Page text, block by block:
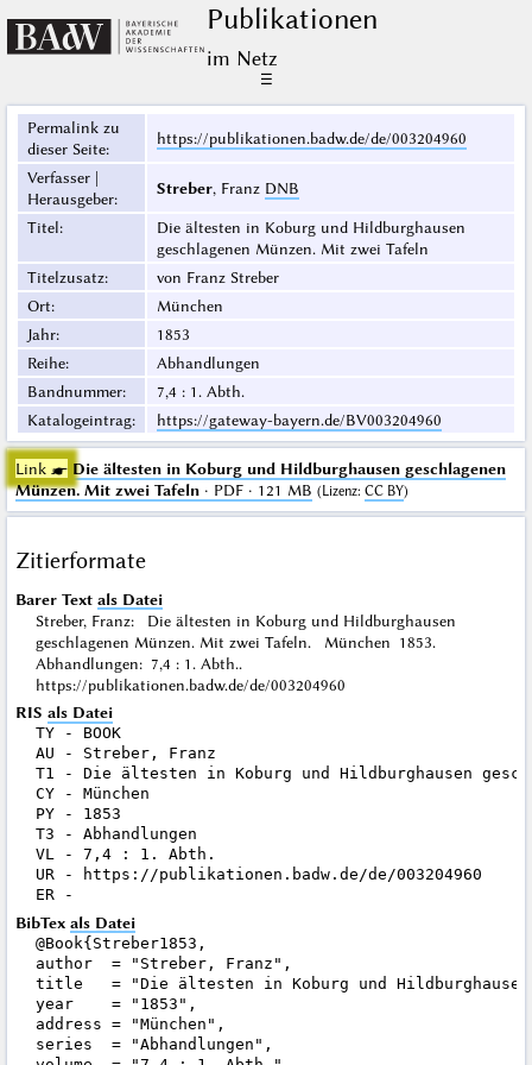
Publikationen
im Netz
☰
Permalink zu
dieser Seite:
https://publikationen.badw.de/de/003204960
Verfasser |
Herausgeber:
Streber, Franz DNB
Titel:
Die ältesten in Koburg und Hildburghausen
geschlagenen Münzen. Mit zwei Tafeln
Titelzusatz:
von Franz Streber
Ort:
München
Jahr:
1853
Reihe:
Abhandlungen
Bandnummer:
7,4 : 1. Abth.
Katalogeintrag: https://gateway-bayern.de/BV003204960
Link ☛ Die ältesten in Koburg und Hildburghausen geschlagenen
Münzen. Mit zwei Tafeln· PDF · 121 MB (Lizenz: CC BY)
Zitierformate
Barer Text als Datei
Streber, Franz: Die ältesten in Koburg und Hildburghausen
geschlagenen Münzen. Mit zwei Tafeln. München 1853.
Abhandlungen: 7,4 : 1. Abth..
https://publikationen.badw.de/de/003204960
RIS als Datei
TY - BOOK
AU - Streber, Franz
T1 - Die ältesten in Koburg und Hildburghausen
CY - München
PY - 1853
T3 - Abhandlungen
VL - 7,4 : 1. Abth.
UR - https://publikationen.badw.de/de/003204960
BibTex als Datei
@Book{Streber1853,
author  = "Streber, Franz",
title   = "Die ältesten in Koburg und Hildburghausen
year    = "1853",
address = "München",
series  = "Abhandlungen",